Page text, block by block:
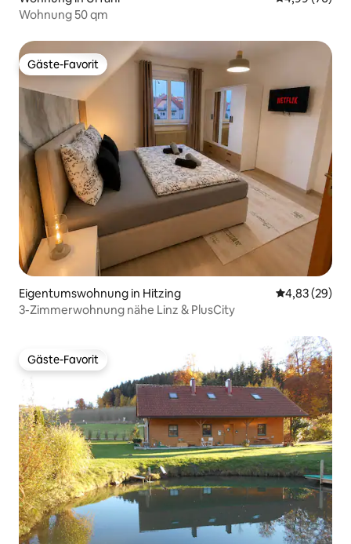
Wohnung 50 qm
Gäste-Favorit
Gäste-Favorit
Eigentumswohnung in Hitzing
4,83 (29)
3-Zimmerwohnung nähe Linz & PlusCity
Gäste-Favorit
Gäste-Favorit